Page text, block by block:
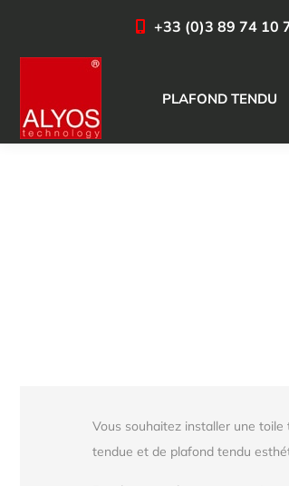
+33 (0)3 89 74 10
PLAFOND TENDU
Vous souhaitez installer une
tendue et de plafond tendu